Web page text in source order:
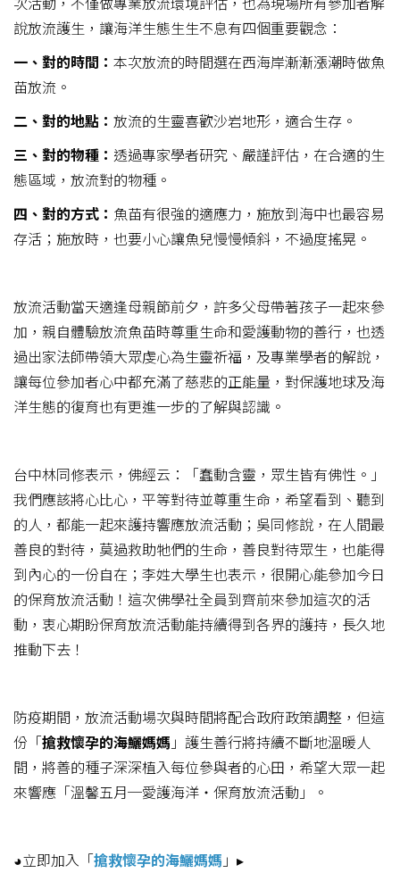
說放流護生，讓海洋生態生生不息有四個重要觀念：
一、對的時間： 本次放流的時間選在西海岸漸漸漲潮時做魚
苗放流。
二、對的地點： 放流的生靈喜歡沙岩地形，適合生存。
三、對的物種： 透過專家學者研究、嚴謹評估，在合適的生
態區域，放流對的物種。
四、對的方式： 魚苗有很強的適應力，施放到海中也最容易
存活；施放時，也要小心讓魚兒慢慢傾斜，不過度搖晃。
放流活動當天適逢母親節前夕，許多父母帶著孩子一起來參
加，親自體驗放流魚苗時尊重生命和愛護動物的善行，也透
過出家法師帶領大眾虔心為生靈祈福，及專業學者的解說，
讓每位參加者心中都充滿了慈悲的正能量，對保護地球及海
洋生態的復育也有更進一步的了解與認識。
台中林同修表示，佛經云：「蠢動含靈，眾生皆有佛性。」
我們應該將心比心，平等對待並尊重生命，希望看到、聽到
的人，都能一起來護持響應放流活動；吳同修說，在人間最
善良的對待，莫過救助牠們的生命，善良對待眾生，也能得
到內心的一份自在；李姓大學生也表示，很開心能參加今日
的保育放流活動！這次佛學社全員到齊前來參加這次的活
動，衷心期盼保育放流活動能持續得到各界的護持，長久地
推動下去！
防疫期間，放流活動場次與時間將配合政府政策調整，但這
份「搶救懷孕的海鱺媽媽 」護生善行將持續不斷地溫暖人
間，將善的種子深深植入每位參與者的心田，希望大眾一起
來響應「溫馨五月─愛護海洋‧保育放流活動」。
◕立即加入「搶救懷孕的海鱺媽媽 」▸